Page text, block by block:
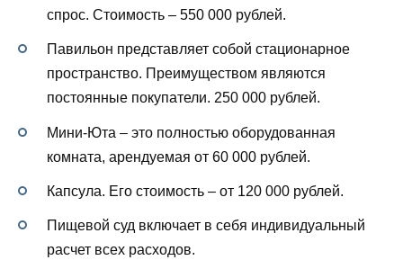
спрос. Стоимость – 550 000 рублей.
Павильон представляет собой стационарное
пространство. Преимуществом являются
постоянные покупатели. 250 000 рублей.
Мини-Юта – это полностью оборудованная
комната, арендуемая от 60 000 рублей.
Капсула. Его стоимость – от 120 000 рублей.
Пищевой суд включает в себя индивидуальный
расчет всех расходов.